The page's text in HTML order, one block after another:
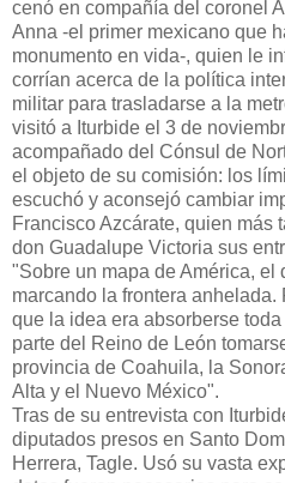
cenó en compañía del coronel
Anna -el primer mexicano que
monumento en vida-, quien le
corrían acerca de la política
militar para trasladarse a la
visitó a Iturbide el 3 de
acompañado del Cónsul de
el objeto de su comisión: los
escuchó y aconsejó cambiar
Francisco Azcárate, quien más
don Guadalupe Victoria sus
"Sobre un mapa de América, el
marcando la frontera
que la idea era absorberse
parte del Reino de León
provincia de Coahuila, la
Alta y el Nuevo México".
Tras de su entrevista con
diputados presos en Santo
Herrera, Tagle. Usó su vasta